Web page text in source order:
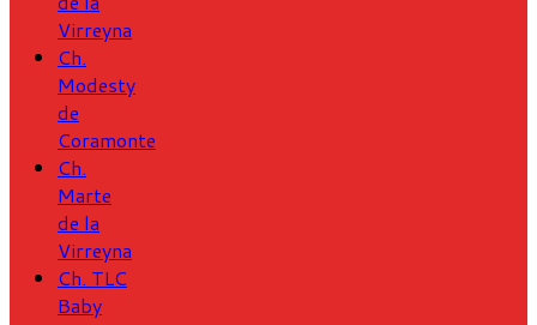
Virreyna
Ch.
Modesty
de
Coramonte
Ch.
Marte
de la
Virreyna
Ch. TLC
Baby